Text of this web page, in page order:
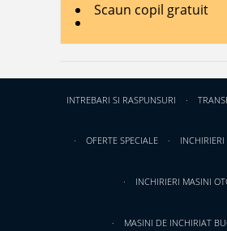
Scaun copil gratuit
INTREBARI SI RASPUNSURI
OFERTE SPECIALE
INCHIRIERI MASINI
MASINI DE INCHIRIAT